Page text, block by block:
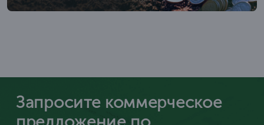
Запросите коммерческое